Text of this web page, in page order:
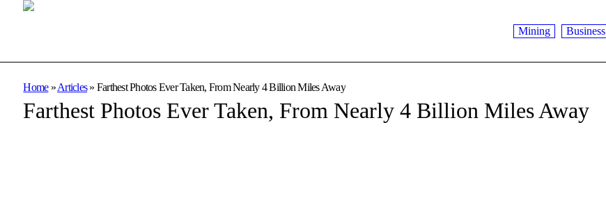
Mining Business
Home»Articles» Farthest Photos Ever Taken, From Nearly 4 Billion Miles Away
Farthest Photos Ever Taken, From Nearly 4 Billion Miles Away